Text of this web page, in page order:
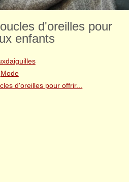
d'oreilles pour
enfants
Mode
d'oreilles pour offrir...